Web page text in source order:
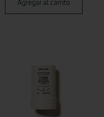
Agregar al carrito